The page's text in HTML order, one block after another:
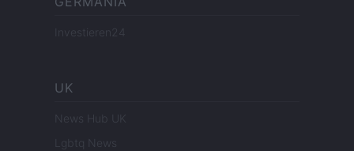
Investieren24
UK
News Hub UK
Lgbtq News